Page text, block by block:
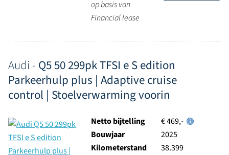
op basis van
Financial lease
Audi - Q5 50 299pk TFSI e S edition
Parkeerhulp plus | Adaptive cruise
control | Stoelverwarming voorin
Netto bijtelling
€ 469,-
Bouwjaar
2025
Kilometerstand
38.399